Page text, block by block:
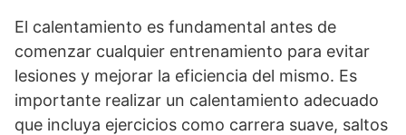
El calentamiento es fundamental antes de
comenzar cualquier entrenamiento para evitar
lesiones y mejorar la eficiencia del mismo. Es
importante realizar un calentamiento adecuado
que incluya ejercicios como carrera suave, saltos